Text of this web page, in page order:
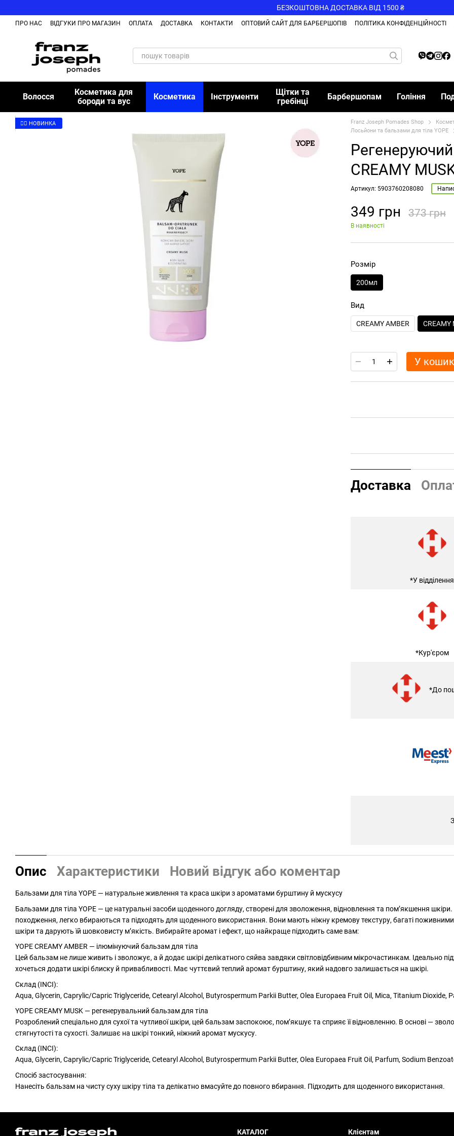
БЕЗКОШТОВНА ДОСТАВКА ВІД 1500 ₴
ПРО НАС ВІДГУКИ ПРО МАГАЗИН ОПЛАТА ДОСТАВКА КОНТАКТИ ОПТОВИЙ САЙТ ДЛЯ БАРБЕРШОПІВ ПОЛІТИКА КОНФІДЕНЦІЙНОСТІ
Волосся
Косметика для
бороди та вус
Косметика Інструменти
Щітки та
гребінці
Барбершопам Гоління
👉🏻 НОВИНКА Franz Joseph Pomades Shop
Лосьйони та бальзами для тіла YOPE
CREAMY
Артикул: 5903760208080
349 грн 373 грн
В наявності
Розмір
200мл
Вид
CREAMY AMBER CREAMY
У кошик
Доставка
*У відділення
*Кур'єром
*До
Опис Характеристики Новий відгук або коментар
Бальзами для тіла YOPE — натуральне живлення та краса шкіри з ароматами бурштину й мускусу
Бальзами для тіла YOPE — це натуральні засоби щоденного догляду, створені для зволоження, відновлення та пом’якшення
походження, легко вбираються та підходять для щоденного використання. Вони мають ніжну кремову текстуру, багаті
шкіри та дарують їй шовковисту м’якість. Вибирайте аромат і ефект, що найкраще підходить саме вам:
YOPE CREAMY AMBER — ілюмінуючий бальзам для тіла
Цей бальзам не лише живить і зволожує, а й додає шкірі делікатного сяйва завдяки світловідбивним мікрочастинкам. Ідеально
хочеться додати шкірі блиску й привабливості. Має чуттєвий теплий аромат бурштину, який надовго залишається на шкірі.
Склад (INCI):
Aqua, Glycerin, Caprylic/Capric Triglyceride, Cetearyl Alcohol, Butyrospermum Parkii Butter, Olea Europaea Fruit Oil, Mica, Titanium Dioxide,
YOPE CREAMY MUSK — регенерувальний бальзам для тіла
Розроблений спеціально для сухої та чутливої шкіри, цей бальзам заспокоює, пом’якшує та сприяє її відновленню. В основі —
стягнутості та сухості. Залишає на шкірі тонкий, ніжний аромат мускусу.
Склад (INCI):
Aqua, Glycerin, Caprylic/Capric Triglyceride, Cetearyl Alcohol, Butyrospermum Parkii Butter, Olea Europaea Fruit Oil, Parfum, Sodium
Спосіб застосування:
Нанесіть бальзам на чисту суху шкіру тіла та делікатно вмасуйте до повного вбирання. Підходить для щоденного використання.
КАТАЛОГ Клієнтам